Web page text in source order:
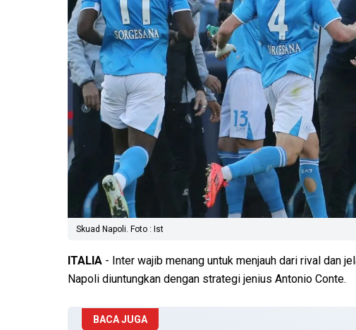
Skuad Napoli. Foto : Ist
ITALIA - Inter wajib menang untuk menjauh dari rival dan
Napoli diuntungkan dengan strategi jenius Antonio Conte.
BACA JUGA